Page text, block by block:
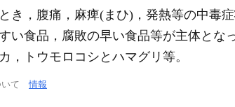
き，腹痛，麻痺(まひ)，発熱等の中毒
い食品，腐敗の早い食品等が主体とな
，トウモロコシとハマグリ等。
いて情報